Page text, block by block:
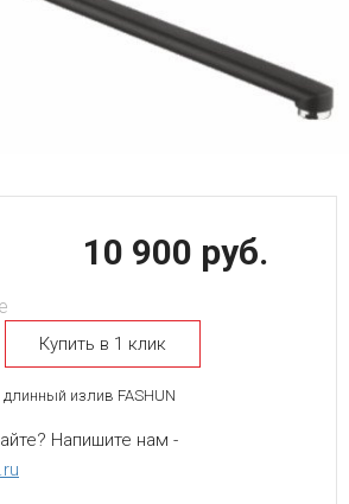
10 900 руб.
Купить в 1 клик
излив FASHUN
Напишите нам -